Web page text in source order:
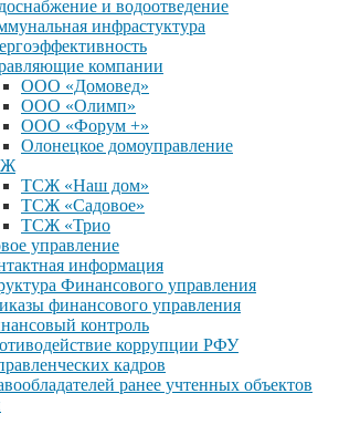
и водоотведение
инфрастуктура
компании
ООО «Домовед»
ООО «Олимп»
ООО «Форум +»
Олонецкое домоуправление
ТСЖ «Наш дом»
ТСЖ «Садовое»
ТСЖ «Трио
управление
информация
Финансового управления
финансового управления
контроль
коррупции РФУ
кадров
ранее учтенных объектов